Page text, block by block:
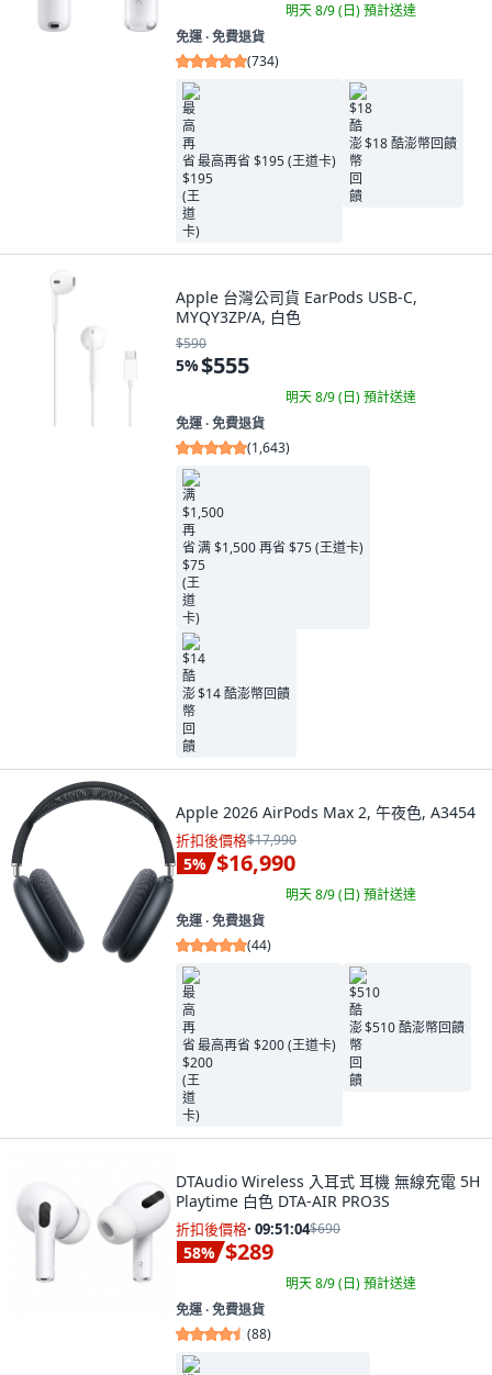
明天 8/9 (日)預計送達
免運 ∙ 免費退貨
(734)
最高再省 $195 (王道卡)
$18 酷澎幣回饋
Apple 台灣公司貨 EarPods USB-C,
MYQY3ZP/A, 白色
$590
5%$555
明天 8/9 (日)預計送達
免運 ∙ 免費退貨
(1,643)
满 $1,500 再省 $75 (王道卡)
$14 酷澎幣回饋
Apple 2026 AirPods Max 2, 午夜色, A3454
折扣後價格$17,990
5% $16,990
明天 8/9 (日)預計送達
免運 ∙ 免費退貨
(44)
最高再省 $200 (王道卡)
$510 酷澎幣回饋
DTAudio Wireless 入耳式 耳機 無線充電 5H
Playtime 白色 DTA-AIR PRO3S
折扣後價格· 09:51:03$690
58% $289
明天 8/9 (日)預計送達
免運 ∙ 免費退貨
(88)